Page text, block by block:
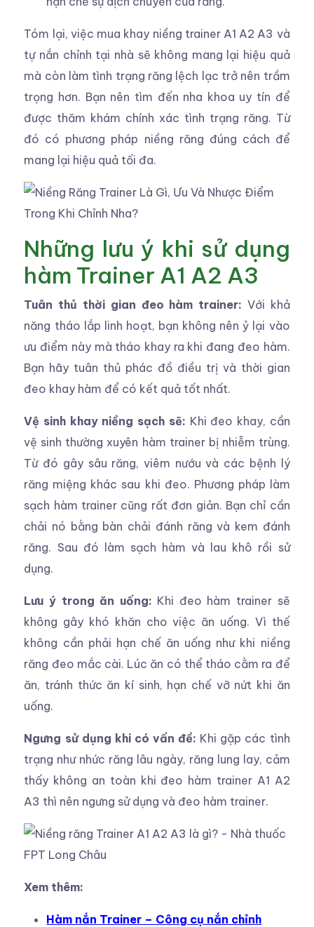
Tóm lại, việc mua khay niềng trainer A1 A2 A3 và
tự nắn chỉnh tại nhà sẽ không mang lại hiệu quả
mà còn làm tình trạng răng lệch lạc trở nên trầm
trọng hơn. Bạn nên tìm đến nha khoa uy tín để
được thăm khám chính xác tình trạng răng. Từ
đó có phương pháp niềng răng đúng cách để
mang lại hiệu quả tối đa.
Những lưu ý khi sử dụng
hàm Trainer A1 A2 A3
Tuân thủ thời gian đeo hàm trainer: Với khả
năng tháo lắp linh hoạt, bạn không nên ỷ lại vào
ưu điểm này mà tháo khay ra khi đang đeo hàm.
Bạn hãy tuân thủ phác đồ điều trị và thời gian
đeo khay hàm để có kết quả tốt nhất.
Vệ sinh khay niềng sạch sẽ: Khi đeo khay, cần
vệ sinh thường xuyên hàm trainer bị nhiễm trùng.
Từ đó gây sâu răng, viêm nướu và các bệnh lý
răng miệng khác sau khi đeo. Phương pháp làm
sạch hàm trainer cũng rất đơn giản. Bạn chỉ cần
chải nó bằng bàn chải đánh răng và kem đánh
răng. Sau đó làm sạch hàm và lau khô rồi sử
dụng.
Lưu ý trong ăn uống: Khi đeo hàm trainer sẽ
không gây khó khăn cho việc ăn uống. Vì thế
không cần phải hạn chế ăn uống như khi niềng
răng đeo mắc cài. Lúc ăn có thể tháo cằm ra để
ăn, tránh thức ăn kí sinh, hạn chế vỡ nứt khi ăn
uống.
Ngưng sử dụng khi có vấn đề: Khi gặp các tình
trạng như nhức răng lâu ngày, răng lung lay, cảm
thấy không an toàn khi đeo hàm trainer A1 A2
A3 thì nên ngưng sử dụng và đeo hàm trainer.
Xem thêm:
Hàm nắn Trainer – Công cụ nắn chỉnh